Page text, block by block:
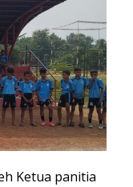
Ketua panitia